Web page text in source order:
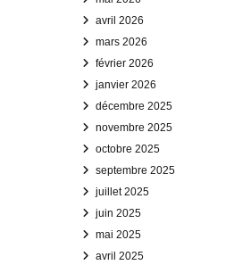
avril 2026
mars 2026
février 2026
janvier 2026
décembre 2025
novembre 2025
octobre 2025
septembre 2025
juillet 2025
juin 2025
mai 2025
avril 2025